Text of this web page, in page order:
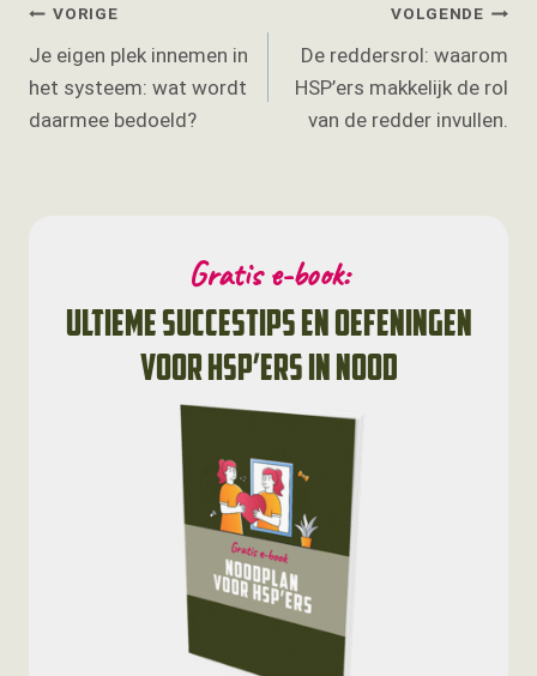
Bericht
navigatie
VORIGE
Je eigen plek innemen in
het systeem: wat wordt
daarmee bedoeld?
VOLGENDE
De reddersrol: waarom
HSP’ers makkelijk de rol
van de redder invullen.
Gratis e-book:
ultieme succestips en oefeningen
voor HSP’ers in nood